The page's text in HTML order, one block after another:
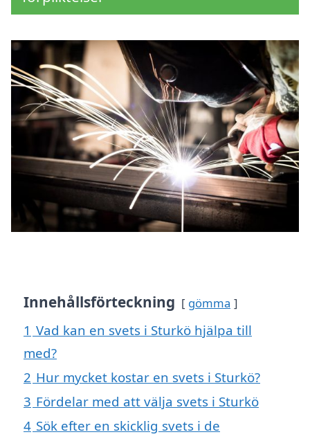
Innehållsförteckning gömma
1 Vad kan en svets i Sturkö hjälpa till
med?
2 Hur mycket kostar en svets i Sturkö?
3 Fördelar med att välja svets i Sturkö
4 Sök efter en skicklig svets i de